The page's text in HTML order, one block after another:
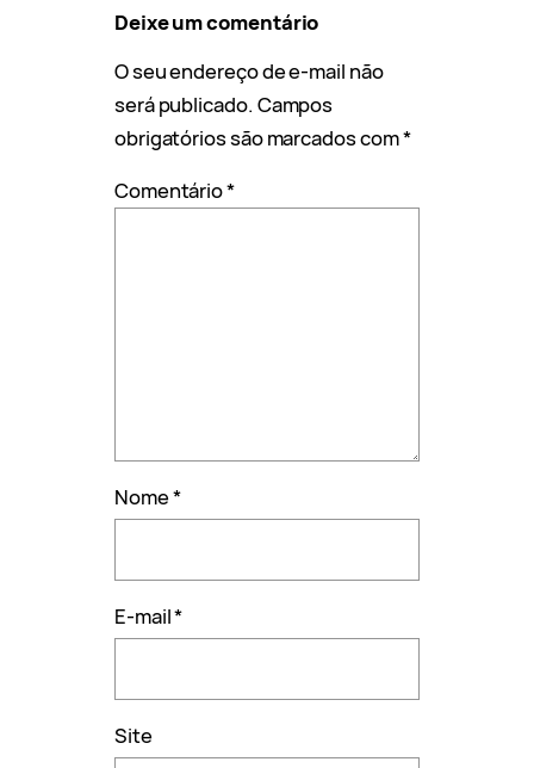
Deixe um comentário
O seu endereço de e-mail não
será publicado. Campos
obrigatórios são marcados com*
Comentário*
Nome*
E-mail*
Site